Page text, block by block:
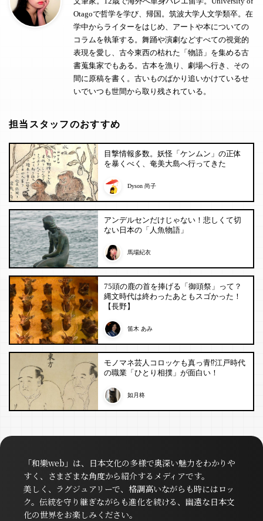
Otagoで哲学を学び、帰国。筑波大学人文学類卒。在
学中からライターをはじめ、アートや本についての
コラムを執筆する。舞踊や演劇などすべての視覚的
表現を愛し、古今東西の枯れた「物語」を集める古
書蒐集家でもある。古本を漁り、劇場へ行き、その
間に原稿を書く。古いものばかり追いかけているせ
いでいつも世間から取り残されている。
担当スタッフのおすすめ
目撃情報多数。妖怪「ケンムン」の正体
を暴くべく、奄美大島へ行ってきた
Dyson 尚子
アンデルセンだけじゃない！悲しくて切
ない日本の「人魚物語」
馬場紀衣
75頭の鹿の首を捧げる「御頭祭」って？
縄文時代は終わったあともスゴかった！
【長野】
笛木 あみ
モノマネ芸人コロッケも真っ青⁉︎江戸時代
の職業「ひとり相撲」が面白い！
如月柊
「和樂web」は、日本文化の多様で奥深い魅力をわかりや
すく、さまざまな角度から紹介するメディアです。
美しく、ラグジュアリーで、格調高いながらも時にはロッ
ク。伝統を守り継ぎながらも進化を続ける、幽遠な日本文
化の世界をお楽しみください。